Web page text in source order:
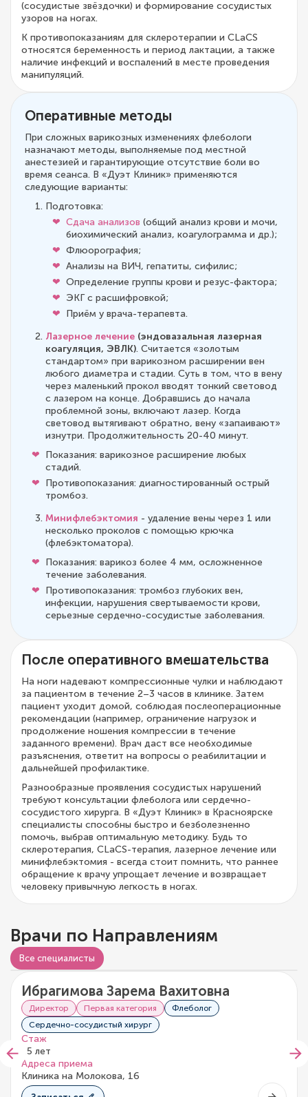
(сосудистые звёздочки) и формирование сосудистых
узоров на ногах.
К противопоказаниям для склеротерапии и CLaCS
относятся беременность и период лактации, а также
наличие инфекций и воспалений в месте проведения
манипуляций.
Оперативные методы
При сложных варикозных изменениях флебологи
назначают методы, выполняемые под местной
анестезией и гарантирующие отсутствие боли во
время сеанса. В «Дуэт Клиник» применяются
следующие варианты:
Подготовка:
Сдача анализов (общий анализ крови и мочи,
биохимический анализ, коагулограмма и др.);
Флюорография;
Анализы на ВИЧ, гепатиты, сифилис;
Определение группы крови и резус-фактора;
ЭКГ с расшифровкой;
Приём у врача-терапевта.
Лазерное лечение (эндовазальная лазерная
коагуляция, ЭВЛК). Считается «золотым
стандартом» при варикозном расширении вен
любого диаметра и стадии. Суть в том, что в вену
через маленький прокол вводят тонкий световод
с лазером на конце. Добравшись до начала
проблемной зоны, включают лазер. Когда
световод вытягивают обратно, вену «запаивают»
изнутри. Продолжительность 20-40 минут.
Показания: варикозное расширение любых
стадий.
Противопоказания: диагностированный острый
тромбоз.
Минифлебэктомия - удаление вены через 1 или
несколько проколов с помощью крючка
(флебэктоматора).
Показания: варикоз более 4 мм, осложненное
течение заболевания.
Противопоказания: тромбоз глубоких вен,
инфекции, нарушения свертываемости крови,
серьезные сердечно-сосудистые заболевания.
После оперативного вмешательства
На ноги надевают компрессионные чулки и наблюдают
за пациентом в течение 2–3 часов в клинике. Затем
пациент уходит домой, соблюдая послеоперационные
рекомендации (например, ограничение нагрузок и
продолжение ношения компрессии в течение
заданного времени). Врач даст все необходимые
разъяснения, ответит на вопросы о реабилитации и
дальнейшей профилактике.
Разнообразные проявления сосудистых нарушений
требуют консультации флеболога или сердечно-
сосудистого хирурга. В «Дуэт Клиник» в Красноярске
специалисты способны быстро и безболезненно
помочь, выбрав оптимальную методику. Будь то
склеротерапия, CLaCS-терапия, лазерное лечение или
минифлебэктомия - всегда стоит помнить, что раннее
обращение к врачу упрощает лечение и возвращает
человеку привычную легкость в ногах.
Врачи по Направлениям
Все специалисты
5/5
2 отзыва
Ибрагимова Зарема Вахитовна
Директор Первая категория
Флеболог
Сердечно-сосудистый хирург
Стаж
15 лет
Адреса приема
Клиника на Молокова, 16